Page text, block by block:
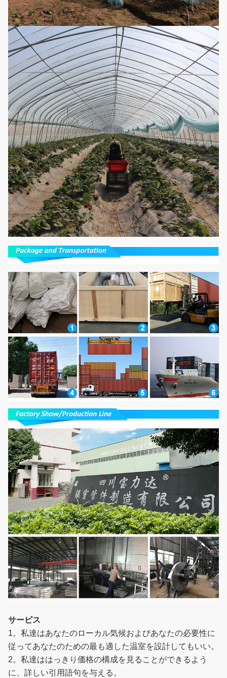
サービス
1。私達はあなたのローカル気候およびあなたの必要性に
従ってあなたのための最も適した温室を設計してもいい。
2。私達ははっきり価格の構成を見ることができるよう
に、詳しい引用語句を与える。